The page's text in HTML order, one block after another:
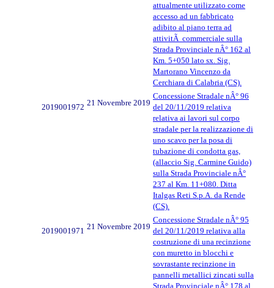
attualmente utilizzato come
accesso ad un fabbricato
adibito al piano terra ad
attivitÃ commerciale sulla
Strada Provinciale nÂ° 162 al
Km. 5+050 lato sx. Sig.
Martorano Vincenzo da
Cerchiara di Calabria (CS).
2019001972 21 Novembre 2019
Concessione Stradale nÂ° 96
del 20/11/2019 relativa
relativa ai lavori sul corpo
stradale per la realizzazione di
uno scavo per la posa di
tubazione di condotta gas,
(allaccio Sig. Carmine Guido)
sulla Strada Provinciale nÂ°
237 al Km. 11+080. Ditta
Italgas Reti S.p.A. da Rende
(CS).
2019001971 21 Novembre 2019
Concessione Stradale nÂ° 95
del 20/11/2019 relativa alla
costruzione di una recinzione
con muretto in blocchi e
sovrastante recinzione in
pannelli metallici zincati sulla
Strada Provinciale nÂ° 178 al